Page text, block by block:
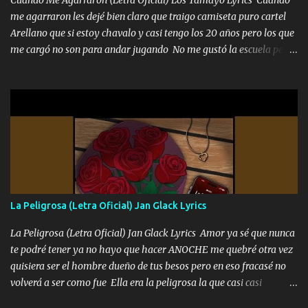
me agarraron les dejé bien claro que traigo camiseta puro cartel
Arellano que si estoy chavalo y casi tengo los 20 años pero los que
me cargó no son para andar jugando No me gustó la escuela pero
Yo Soy El De Las Pacas Sobrino Del Brazo Armad0 Con mi Glock
fajado y mi R terciado me van a ver allá por TJ para un licenciado
mando un abrazo andamos al cien Choritas también Música
Ando en la colonia bien acelerado traigo un M2 que nunca me ha
fallado para mi compadre mandó un fuerte abrazo también al
Especial sabe que lo apreciamos En los mejores antros me verán
tomando con mujeres hermosas y botellas destapando siempre
bien cuidado bien atrabancado y a los que me conocen ya saben de
lo que hablo Entre lob...
La Peligrosa (Letra Oficial) Jan Glack Lyrics
La Peligrosa (Letra Oficial) Jan Glack Lyrics Amor ya sé que nunca
te podré tener ya no hayo que hacer ANOCHE me quebré otra vez
quisiera ser el hombre dueño de tus besos pero en eso fracasé no
volverá a ser como fue Ella era la peligrosa la que casi casi